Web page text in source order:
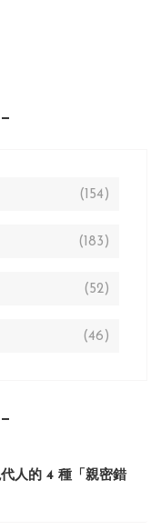
(154)
(183)
(52)
(46)
人的 4 種「親密錯